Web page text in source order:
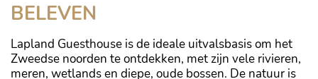
BELEVEN
Lapland Guesthouse is de ideale uitvalsbasis om het
Zweedse noorden te ontdekken, met zijn vele rivieren,
meren, wetlands en diepe, oude bossen. De natuur is